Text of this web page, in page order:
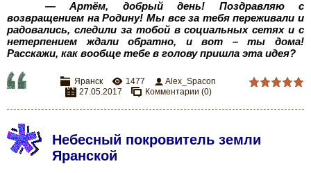
— Артём, добрый день! Поздравляю с
возвращением на Родину! Мы все за тебя переживали и
радовались, следили за тобой в социальных сетях и с
нетерпением ждали обратно, и вот – ты дома!
Расскажи, как вообще тебе в голову пришла эта идея?
Яранск 1477
Alex_Spacon
27.05.2017
Комментарии (0)
Небесный покровитель земли
Яранской